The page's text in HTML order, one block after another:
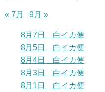
« 7月 9月 »
8月7日 白イカ便
8月5日 白イカ便
8月4日 白イカ便
8月3日 白イカ便
8月1日 白イカ便